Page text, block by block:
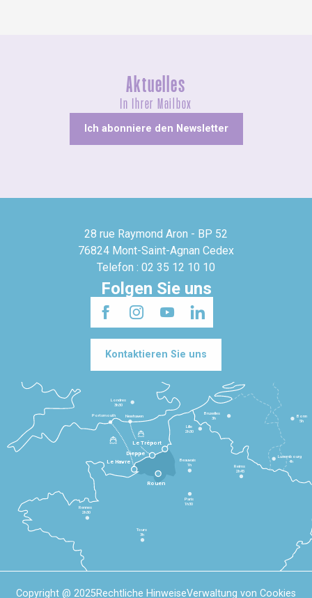
Aktuelles
In Ihrer Mailbox
Ich abonniere den Newsletter
28 rue Raymond Aron - BP 52
76824 Mont-Saint-Agnan Cedex
Telefon : 02 35 12 10 10
Folgen Sie uns
Kontaktieren Sie uns
Le Havre
Dieppe
Le Tréport
Rennes
2h30
Tours
3h
Paris
1h30
Beauvais
1h
Reims
2h45
Lille
2h30
Bruxelles
3h
Londres
3h30
Newhaven
Portsmouth
Bonn
5h
Luxembourg
4h
Rouen
Copyright @ 2025Rechtliche HinweiseVerwaltung von Cookies